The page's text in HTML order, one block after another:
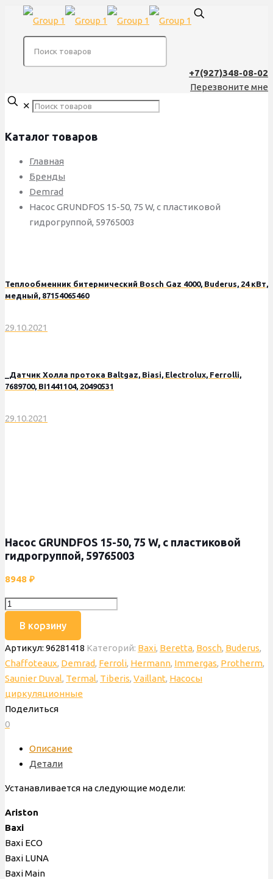
+7(927)348-08-02
Перезвоните мне
✕
Каталог товаров
Главная
Бренды
Demrad
Насос GRUNDFOS 15-50, 75 W, с пластиковой
гидрогруппой, 59765003
Теплообменник битермический Bosch Gaz 4000, Buderus, 24 кВт,
медный, 87154065460
29.10.2021
_Датчик Холла протока Baltgaz, Biasi, Electrolux, Ferrolli,
7689700, BI1441104, 20490531
29.10.2021
Насос GRUNDFOS 15-50, 75 W, с пластиковой
гидрогруппой, 59765003
8948 ₽
Количество
GRUNDFOS
15-
50,
75
W,
с
гидрогруппой,
59765003
В корзину
Артикул: 96281418 Категорий: Baxi, Beretta, Bosch, Buderus,
Chaffoteaux, Demrad, Ferroli, Hermann, Immergas, Protherm,
Saunier Duval, Termal, Tiberis, Vaillant, Насосы
циркуляционные
Поделиться
0
Описание
Детали
Устанавливается на следующие модели:
Ariston
Baxi
Baxi ECO
Baxi LUNA
Baxi Main